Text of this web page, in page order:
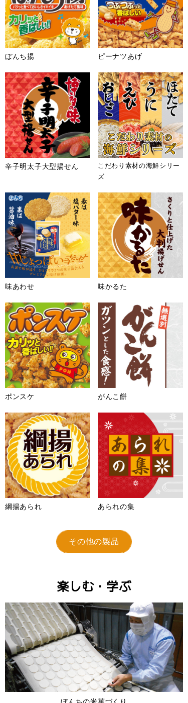
ぼんち株式会社 (社長:遠藤 純民)
は、「4パック れもん香るしらす揚
げせん 塩麹仕立て」を5月25日(月)
に期間限定で新発売します。
「関西限定 ぼんち揚 千房お好
み焼きソース味」(3月16日発
売)
ぼんち株式会社 (社長:遠藤 純民)
は、「関西限定 ぼんち揚 千房お好
み焼きソース味」を2026年3月16日
(月)に近畿地区限定で新発売しま
す。
2026.2.24 プレスリリース
「コク旨カレーせんべい」「ポ
リッととまとせんべい」「サク
サクマヨ七味せんべい」(3月9
日発売)
ぼんち株式会社 (社長:遠藤 純民)
は、「コク旨カレーせんべい」「ポ
リッととまとせんべい」「サクサク
全国で発売します。
ぼんち揚 ピーナツあげ
辛子明太子大型揚せん
こだわり素材の海鮮シリー
ズ
味あわせ 味かるた
ポンスケ がんこ餅
綱揚あられ あられの集
その他の製品
楽しむ・学ぶ
ぼんちの米菓づくり